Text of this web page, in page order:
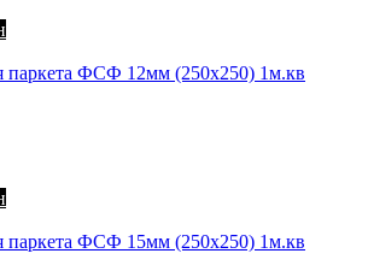
паркета ФСФ 12мм (250х250) 1м.кв
паркета ФСФ 15мм (250х250) 1м.кв